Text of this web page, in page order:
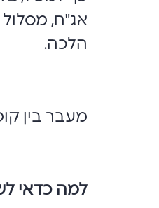
הלכה.
מעבר בין
למה כדאי